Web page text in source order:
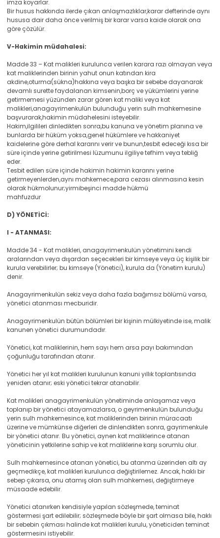
imza koyarlar.
Bir husus hakkında ilerde çıkan anlaşmazlıklar,karar defterinde aynı
hususa dair daha önce verilmiş bir karar varsa kaide olarak ona
göre çözülür.
V-Hakimin müdahalesi:
Madde 33 – Kat malikleri kurulunca verilen karara razı olmayan veya
kat maliklerinden birinin yahut onun katından kira
akdine,oturma(sükna)hakkına veya başka bir sebebe dayanarak
devamlı surette faydalanan kimsenin,borç ve yükümlerini yerine
getirmemesi yüzünden zarar gören kat maliki veya kat
malikleri,anagayrimenkulün bulunduğu yerin sulh mahkemesine
başvurarak,hakimin müdahelesini isteyebilir.
Hakim,ilgilileri dinledikten sonra,bu kanuna ve yönetim planına ve
bunlarda bir hüküm yoksa,genel hükümlere ve hakkaniyet
kaidelerine göre derhal kararını verir ve bunun,tesbit edeceği kısa bir
süre içinde yerine getirilmesi lüzumunu ilgiliye tefhim veya tebliğ
eder.
Tesbit edilen süre içinde hakimin hakimin kararını yerine
getirmeyenlerden,aynı mahkemece,para cezası alınmasına kesin
olarak hükmolunur;yirmibeşinci madde hükmü
mahfuzdur
D) YÖNETİCİ:
I - ATANMASI:
Madde 34 - Kat malikleri, anagayrimenkulün yönetimini kendi
aralarından veya dışardan seçecekleri bir kimseye veya üç kişilik bir
kurula verebilirler; bu kimseye (Yönetici), kurula da (Yönetim kurulu)
denir.
Anagayrimenkulün sekiz veya daha fazla bağımsız bölümü varsa,
yönetici atanması mecburidir.
Anagayrimenkulün bütün bölümleri bir kişinin mülkiyetinde ise, malik
kanunen yönetici durumundadır.
Yönetici, kat maliklerinin, hem sayı hem arsa payı bakımından
çoğunluğu tarafından atanır.
Yönetici her yıl kat malikleri kurulunun kanuni yıllık toplantısında
yeniden atanır; eski yönetici tekrar atanabilir.
Kat malikleri anagayrimenkulün yönetiminde anlaşamaz veya
toplanıp bir yönetici atayamazlarsa, o geyrimenkulün bulunduğu
yerin sulh mahkemesince, kat maliklerinden birinin müracaatı
üzerine ve mümkünse diğerleri de dinlendikten sonra, gayrimenkule
bir yönetici atanır. Bu yönetici, aynen kat maliklerince atanan
yöneticinin yetkilerine sahip ve kat maliklerine karşı sorumlu olur.
Sulh mahkemesince atanan yönetici, bu atanma üzerinden altı ay
geçmedikçe, kat malikleri kurulunca değiştirilemez. Ancak, haklı bir
sebep çıkarsa, onu atamış olan sulh mahkemesi, değiştirmeye
müsaade edebilir.
Yönetici atanırken kendisiyle yapılan sözleşmede, teminat
göstermesi şart edilebilir; sözleşmede böyle bir şart olmasa bile, haklı
bir sebebin çıkması halinde kat malikleri kurulu, yöneticiden teminat
göstermesini istiyebilir.